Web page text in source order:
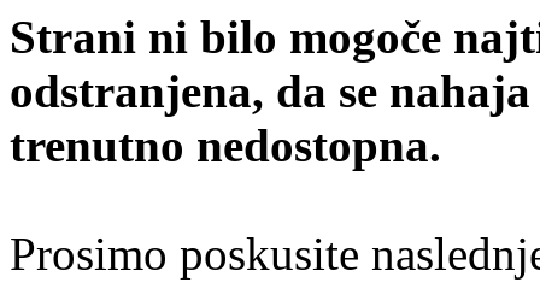
Strani ni bilo mogoče
odstranjena, da se
trenutno nedostopna.
Prosimo poskusite